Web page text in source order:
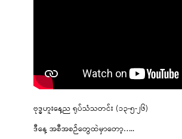
ဗုဒ္ဓဟူးနေ့ည ရုပ်သံသတင်း (၁၃-၅-၂၆)
ဒီနေ့ အစီအစဉ်တွေထဲမှာတော့…..